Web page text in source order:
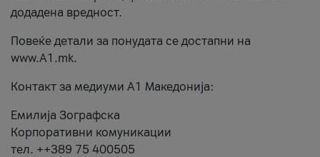
додадена вредност.
Повеќе детали за понудата се достапни на
www.А1.mk.
Контакт за медиуми А1 Македонија:
Емилија Зографска
Корпоративни комуникации
тел. ++389 75 400505